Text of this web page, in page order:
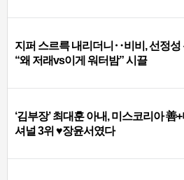
지퍼 스르륵 내리더니‥비비, 선정성
“왜 저래vs이게 워터밤” 시끌
‘김부장’ 최대훈 아내, 미스코리아 善
셔널 3위 ♥장윤서였다